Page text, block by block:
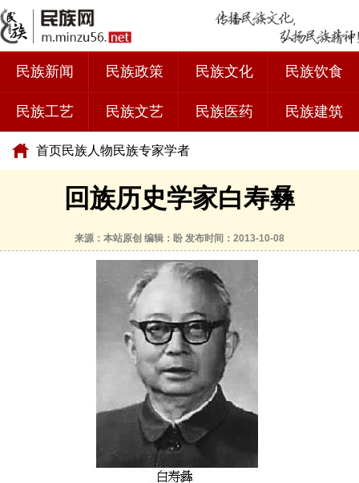
民族新闻 民族政策 民族文化 民族饮食
民族工艺 民族文艺 民族医药 民族建筑
首页民族人物民族专家学者
回族历史学家白寿彝
来源：本站原创 编辑：盼 发布时间：2013-10-08